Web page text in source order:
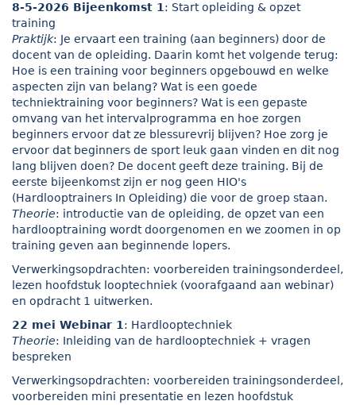
8-5-2026 Bijeenkomst 1 : Start opleiding & opzet
training
Praktijk: Je ervaart een training (aan beginners) door de
docent van de opleiding. Daarin komt het volgende terug:
Hoe is een training voor beginners opgebouwd en welke
aspecten zijn van belang? Wat is een goede
techniektraining voor beginners? Wat is een gepaste
omvang van het intervalprogramma en hoe zorgen
beginners ervoor dat ze blessurevrij blijven? Hoe zorg je
ervoor dat beginners de sport leuk gaan vinden en dit nog
lang blijven doen? De docent geeft deze training. Bij de
eerste bijeenkomst zijn er nog geen HIO's
(Hardlooptrainers In Opleiding) die voor de groep staan.
Theorie: introductie van de opleiding, de opzet van een
hardlooptraining wordt doorgenomen en we zoomen in op
training geven aan beginnende lopers.
Verwerkingsopdrachten: voorbereiden trainingsonderdeel,
lezen hoofdstuk looptechniek (voorafgaand aan webinar)
en opdracht 1 uitwerken.
22 mei Webinar 1 : Hardlooptechniek
Theorie: Inleiding van de hardlooptechniek + vragen
bespreken
Verwerkingsopdrachten: voorbereiden trainingsonderdeel,
voorbereiden mini presentatie en lezen hoofdstuk